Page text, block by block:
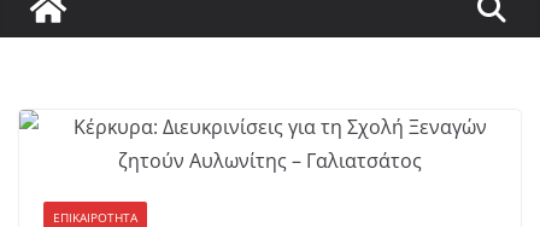
ΕΠΙΚΑΙΡΟΤΗΤΑ